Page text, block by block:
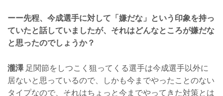
ーー先程、今成選手に対して「嫌だな」という印象を持っ
ていたと話していましたが、それはどんなところが嫌だな
と思ったのでしょうか？
瀧澤足関節をしつこく狙ってくる選手は今成選手以外に
居ないと思っているので、しかも今までやったことのない
タイプなので、それはちょっと今までやってきた対策とは